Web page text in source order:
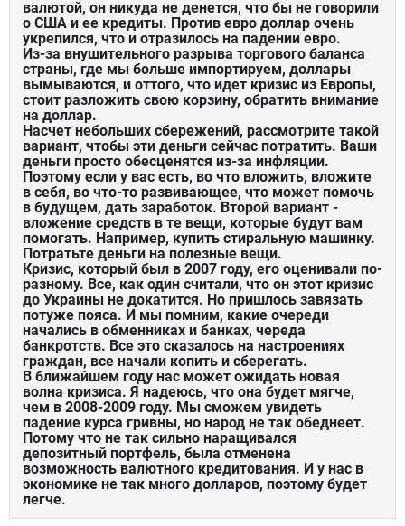
валютой, он никуда не денется, что бы не говорили
о США и ее кредиты. Против евро доллар очень
укрепился, что и отразилось на падении евро.
Из-за внушительного разрыва торгового баланса
страны, где мы больше импортируем, доллары
вымываются, и оттого, что идет кризис из Европы,
стоит разложить свою корзину, обратить внимание
на доллар.
Насчет небольших сбережений, рассмотрите такой
вариант, чтобы эти деньги сейчас потратить. Ваши
деньги просто обесценятся из-за инфляции.
Поэтому если у вас есть, во что вложить, вложите
в себя, во что-то развивающее, что может помочь
в будущем, дать заработок. Второй вариант -
вложение средств в те вещи, которые будут вам
помогать. Например, купить стиральную машинку.
Потратьте деньги на полезные вещи.
Кризис, который был в 2007 году, его оценивали по-
разному. Все, как один считали, что он этот кризис
до Украины не докатится. Но пришлось завязать
потуже пояса. И мы помним, какие очереди
начались в обменниках и банках, череда
банкротств. Все это сказалось на настроениях
граждан, все начали копить и сберегать.
В ближайшем году нас может ожидать новая
волна кризиса. Я надеюсь, что она будет мягче,
чем в 2008-2009 году. Мы сможем увидеть
падение курса гривны, но народ не так обеднеет.
Потому что не так сильно наращивался
депозитный портфель, была отменена
возможность валютного кредитования. И у нас в
экономике не так много долларов, поэтому будет
легче.